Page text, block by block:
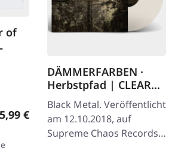
of
Regulärer Preis:
5,99 €
DÄMMERFARBEN ·
Herbstpfad | CLEAR
LP
Black Metal. Veröffentlicht
am 12.10.2018, auf
Supreme Chaos Records.